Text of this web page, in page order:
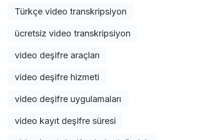
Türkçe video transkripsiyon
ücretsiz video transkripsiyon
video deşifre araçları
video deşifre hizmeti
video deşifre uygulamaları
video kayıt deşifre süresi